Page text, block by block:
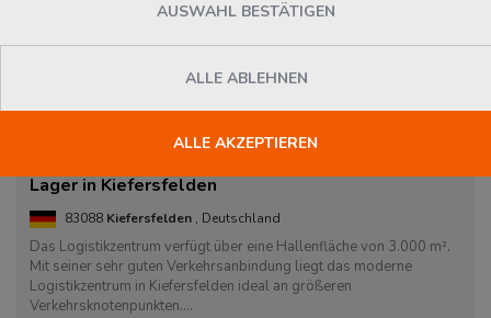
Lager in Kiefersfelden
83088 Kiefersfelden , Deutschland
Das Logistikzentrum verfügt über eine Hallenfläche von 3.000 m².
Mit seiner sehr guten Verkehrsanbindung liegt das moderne
Logistikzentrum in Kiefersfelden ideal an größeren
Verkehrsknotenpunkten....
AUSWAHL BESTÄTIGEN
ALLE ABLEHNEN
ALLE AKZEPTIEREN